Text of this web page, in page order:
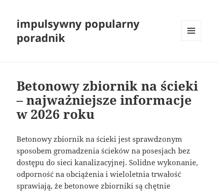
impulsywny popularny
poradnik
Betonowy zbiornik na ścieki
– najważniejsze informacje
w 2026 roku
Betonowy zbiornik na ścieki jest sprawdzonym
sposobem gromadzenia ścieków na posesjach bez
dostępu do sieci kanalizacyjnej. Solidne wykonanie,
odporność na obciążenia i wieloletnia trwałość
sprawiają, że betonowe zbiorniki są chętnie